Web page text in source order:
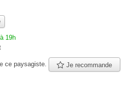
19h
ce paysagiste. Je recommande